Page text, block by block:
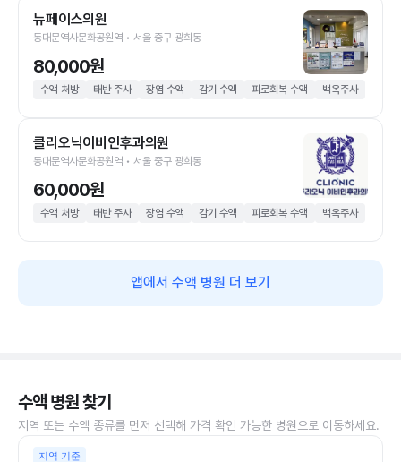
뉴페이스의원
동대문역사문화공원역 • 서울 중구 광희동
80,000원
수액 처방 태반 주사 장염 수액 감기 수액 피로회복 수액 백옥주사
클리오닉이비인후과의원
동대문역사문화공원역 • 서울 중구 광희동
60,000원
수액 처방 태반 주사 장염 수액 감기 수액 피로회복 수액 백옥주사
앱에서 수액 병원 더 보기
수액 병원 찾기
지역 또는 수액 종류를 먼저 선택해 가격 확인 가능한 병원으로 이동하세요.
지역 기준